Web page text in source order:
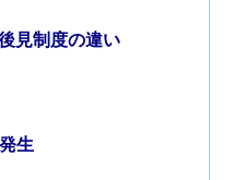
見制度の違い
生